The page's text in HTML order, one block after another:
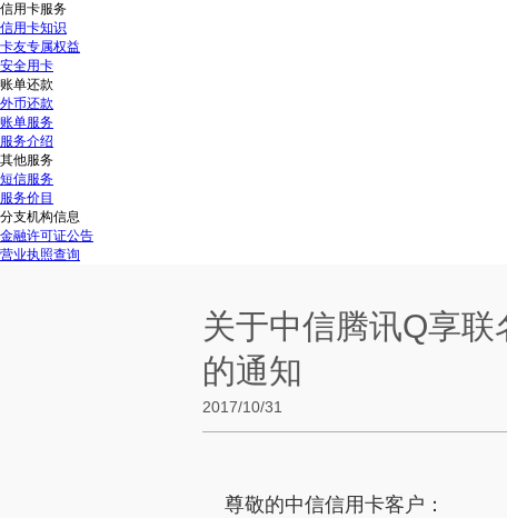
信用卡服务
信用卡知识
卡友专属权益
安全用卡
账单还款
外币还款
账单服务
服务介绍
其他服务
短信服务
服务价目
分支机构信息
金融许可证公告
营业执照查询
关于中信腾讯Q享
的通知
2017/10/31
尊敬的中信信用卡客户：